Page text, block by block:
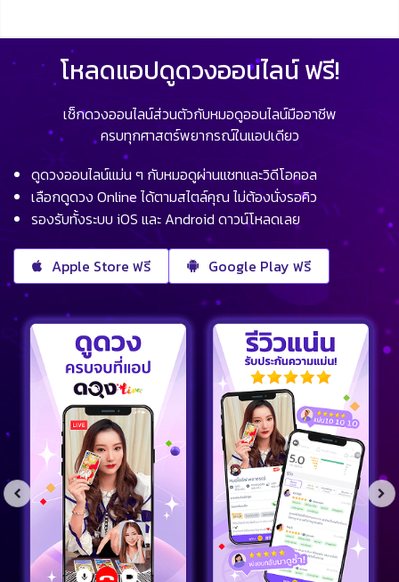
โหลดแอปดูดวงออนไลน์ ฟรี!
เช็กดวงออนไลน์ส่วนตัวกับหมอดูออนไลน์มืออาชีพ
ครบทุกศาสตร์พยากรณ์ในแอปเดียว
ดูดวงออนไลน์แม่น ๆ กับหมอดูผ่านแชทและวิดีโอคอล
เลือกดูดวง Online ได้ตามสไตล์คุณ ไม่ต้องนั่งรอคิว
รองรับทั้งระบบ iOS และ Android ดาวน์โหลดเลย
Apple Store ฟรี Google Play ฟรี